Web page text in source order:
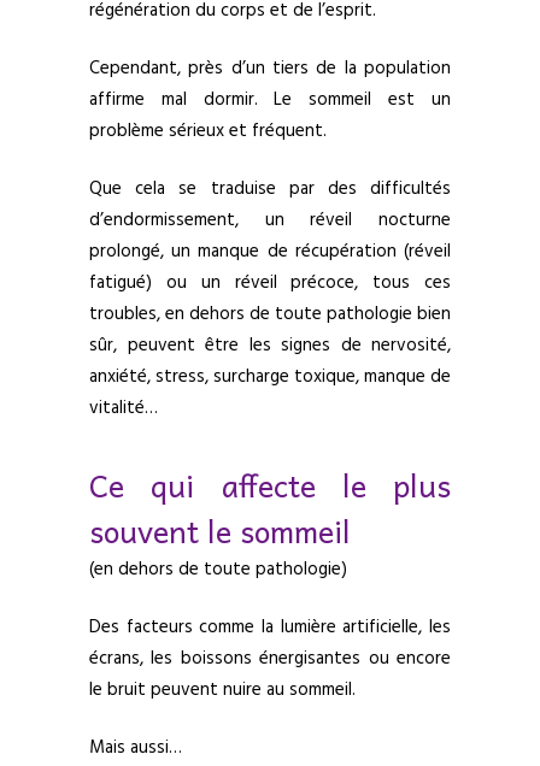
régénération du corps et de l’esprit.
Cependant, près d’un tiers de la population
affirme mal dormir. Le sommeil est un
problème sérieux et fréquent.
Que cela se traduise par des difficultés
d’endormissement, un réveil nocturne
prolongé, un manque de récupération (réveil
fatigué) ou un réveil précoce, tous ces
troubles, en dehors de toute pathologie bien
sûr, peuvent être les signes de nervosité,
anxiété, stress, surcharge toxique, manque de
vitalité…
Ce qui affecte le plus
souvent le sommeil
(en dehors de toute pathologie)
Des facteurs comme la lumière artificielle, les
écrans, les boissons énergisantes ou encore
le bruit peuvent nuire au sommeil.
Mais aussi…